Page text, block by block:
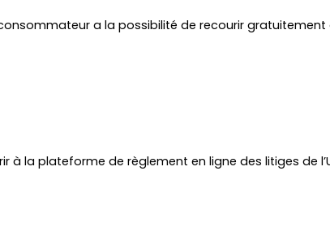
a la possibilité de recourir
la plateforme de règlement en ligne des litiges de